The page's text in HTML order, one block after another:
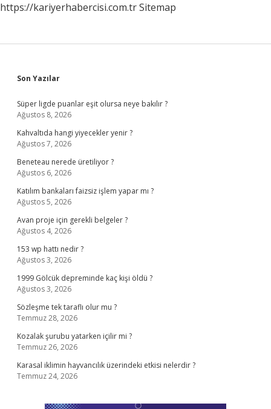
https://kariyerhabercisi.com.trSitemap
Sidebar
Son Yazılar
Süper ligde puanlar eşit olursa neye bakılır ?
Ağustos 8, 2026
Kahvaltıda hangi yiyecekler yenir ?
Ağustos 7, 2026
Beneteau nerede üretiliyor ?
Ağustos 6, 2026
Katılım bankaları faizsiz işlem yapar mı ?
Ağustos 5, 2026
Avan proje için gerekli belgeler ?
Ağustos 4, 2026
153 wp hattı nedir ?
Ağustos 3, 2026
1999 Gölcük depreminde kaç kişi öldü ?
Ağustos 3, 2026
Sözleşme tek taraflı olur mu ?
Temmuz 28, 2026
Kozalak şurubu yatarken içilir mi ?
Temmuz 26, 2026
Karasal iklimin hayvancılık üzerindeki etkisi nelerdir ?
Temmuz 24, 2026